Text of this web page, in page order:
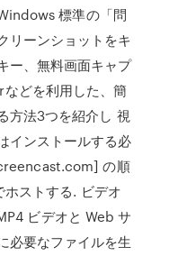
標準の「問
リーンショットをキ
ー、無料画面キャプ
どを利用した、簡
方法3つを紹介し 視
インストールする必
の順
ストする. ビデオ
ビデオと Web サ
必要なファイルを生